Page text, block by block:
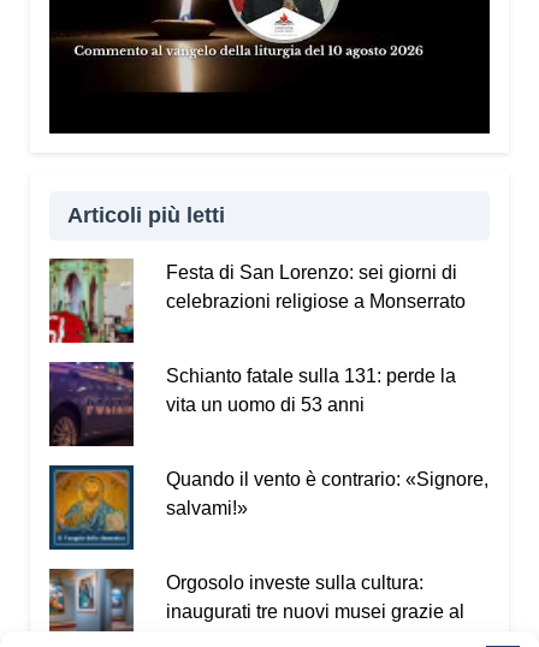
Articoli più letti
Festa di San Lorenzo: sei giorni di
celebrazioni religiose a Monserrato
Schianto fatale sulla 131: perde la
vita un uomo di 53 anni
Quando il vento è contrario: «Signore,
salvami!»
Orgosolo investe sulla cultura:
inaugurati tre nuovi musei grazie al